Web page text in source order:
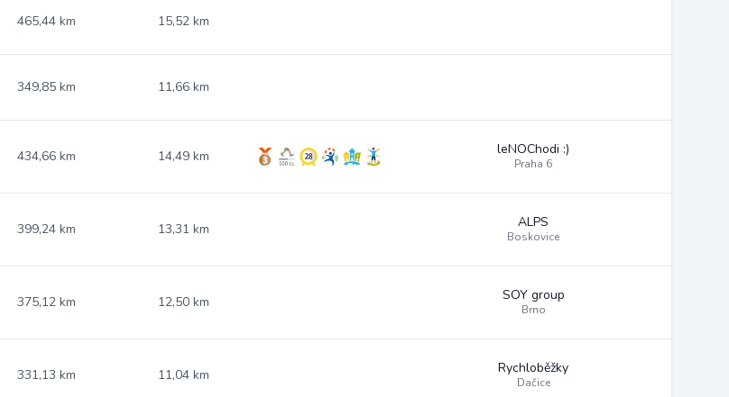
465,44 km 15,52 km
349,85 km 11,66 km
434,66 km 14,49 km leNOChodi :)
Praha 6
399,24 km 13,31 km ALPS
Boskovice
375,12 km 12,50 km SOY group
Brno
331,13 km 11,04 km Rychloběžky
Dačice